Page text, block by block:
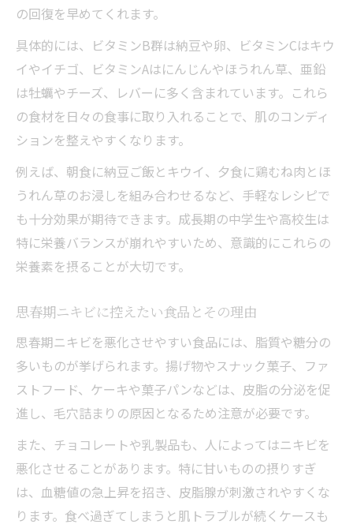
の回復を早めてくれます。
具体的には、ビタミンB群は納豆や卵、ビタミンCはキウ
イやイチゴ、ビタミンAはにんじんやほうれん草、亜鉛
は牡蠣やチーズ、レバーに多く含まれています。これら
の食材を日々の食事に取り入れることで、肌のコンディ
ションを整えやすくなります。
例えば、朝食に納豆ご飯とキウイ、夕食に鶏むね肉とほ
うれん草のお浸しを組み合わせるなど、手軽なレシピで
も十分効果が期待できます。成長期の中学生や高校生は
特に栄養バランスが崩れやすいため、意識的にこれらの
栄養素を摂ることが大切です。
思春期ニキビに控えたい食品とその理由
思春期ニキビを悪化させやすい食品には、脂質や糖分の
多いものが挙げられます。揚げ物やスナック菓子、ファ
ストフード、ケーキや菓子パンなどは、皮脂の分泌を促
進し、毛穴詰まりの原因となるため注意が必要です。
また、チョコレートや乳製品も、人によってはニキビを
悪化させることがあります。特に甘いものの摂りすぎ
は、血糖値の急上昇を招き、皮脂腺が刺激されやすくな
ります。食べ過ぎてしまうと肌トラブルが続くケースも